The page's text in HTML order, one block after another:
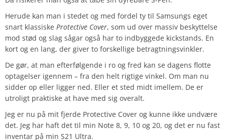
Herude kan man i stedet og med fordel ty til Samsungs eget
snart klassiske Protective Cover, som ud over massiv beskyttelse
mod stød og slag sågar også har to indbyggede kickstands. En
kort og en lang, der giver to forskellige betragtningsvinkler.
De gør, at man efterfølgende i ro og fred kan se dagens flotte
optagelser igennem – fra den helt rigtige vinkel. Om man nu
sidder op eller ligger ned. Eller et sted midt imellem. De er
utroligt praktiske at have med sig overalt.
Jeg er nu på mit fjerde Protective Cover og kunne ikke undvære
det. Jeg har haft det til min Note 8, 9, 10 og 20, og det er nu fast
inventar på min S21 Ultra.